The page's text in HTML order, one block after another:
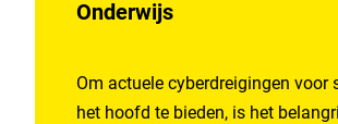
Onderwijs
Om actuele cyberdreigingen voor
het hoofd te bieden, is het